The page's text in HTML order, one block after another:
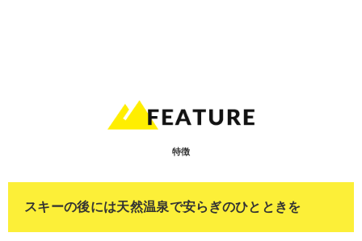
特徴
スキーの後には天然温泉で安らぎのひとときを